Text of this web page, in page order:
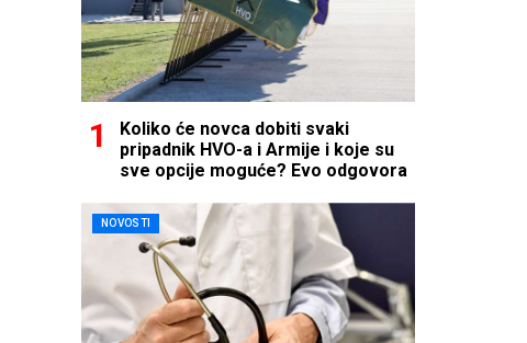
Koliko će novca dobiti svaki
pripadnik HVO-a i Armije i koje su
sve opcije moguće? Evo odgovora
NOVOSTI